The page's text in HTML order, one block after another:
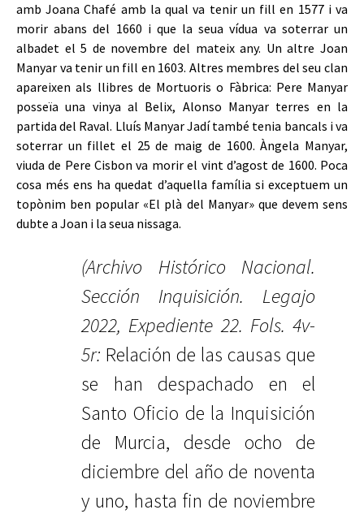
amb Joana Chafé amb la qual va tenir un fill en 1577 i va
morir abans del 1660 i que la seua vídua va soterrar un
albadet el 5 de novembre del mateix any. Un altre Joan
Manyar va tenir un fill en 1603. Altres membres del seu clan
apareixen als llibres de Mortuoris o Fàbrica: Pere Manyar
posseïa una vinya al Belix, Alonso Manyar terres en la
partida del Raval. Lluís Manyar Jadí també tenia bancals i va
soterrar un fillet el 25 de maig de 1600. Àngela Manyar,
viuda de Pere Cisbon va morir el vint d’agost de 1600. Poca
cosa més ens ha quedat d’aquella família si exceptuem un
topònim ben popular «El plà del Manyar» que devem sens
dubte a Joan i la seua nissaga.
(Archivo Histórico Nacional.
Sección Inquisición. Legajo
2022, Expediente 22. Fols. 4v-
5r: Relación de las causas que
se han despachado en el
Santo Oficio de la Inquisición
de Murcia, desde ocho de
diciembre del año de noventa
y uno, hasta fin de noviembre